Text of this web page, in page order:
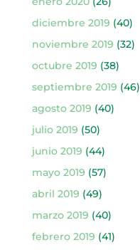
diciembre 2019 (40)
noviembre 2019 (32)
octubre 2019 (38)
septiembre 2019 (46)
agosto 2019 (40)
julio 2019 (50)
junio 2019 (44)
mayo 2019 (57)
abril 2019 (49)
marzo 2019 (40)
febrero 2019 (41)